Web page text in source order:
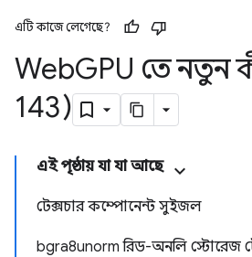
এটি কাজে লেগেছে?
WebGPU তে নতুন
143)
এই পৃষ্ঠায় যা যা আছে
টেক্সচার কম্পোনেন্ট সুইজল
bgra8unorm রিড-অনলি স্টোরেজ